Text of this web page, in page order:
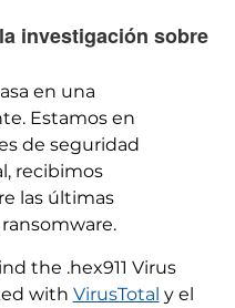
investigación sobre
en una
Estamos en
de seguridad
recibimos
las últimas
the .hex911 Virus
with VirusTotal y el